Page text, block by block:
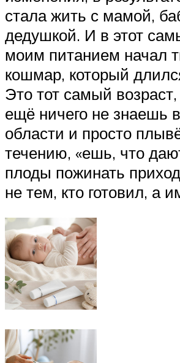
стала жить с мамой,
дедушкой. И в этот
моим питанием начал
кошмар, который
Это тот самый возраст,
ещё ничего не знаешь
области и просто
течению, «ешь, что
плоды пожинать
не тем, кто готовил, а